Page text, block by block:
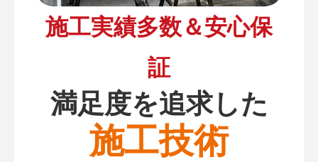
施工実績多数＆安心保
証
満足度を追求した
施工技術